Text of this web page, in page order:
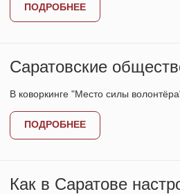
ПОДРОБНЕЕ
Саратовские
В коворкинге "Место силы
ПОДРОБНЕЕ
Как в Саратове